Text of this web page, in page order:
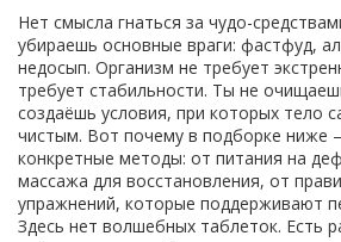
Нет смысла гнаться за чудо-
убираешь основные враги: фастфуд,
недосып. Организм не требует
требует стабильности. Ты не
создаёшь условия, при которых тело
чистым. Вот почему в подборке ниже
конкретные методы: от питания на
массажа для восстановления, от
упражнений, которые поддерживают
Здесь нет волшебных таблеток. Есть